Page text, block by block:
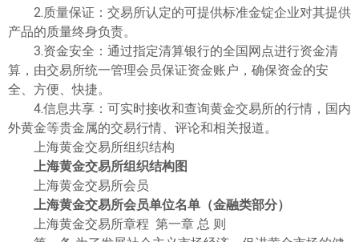
2.质量保证：交易所认定的可提供标准金锭企业对其提供
产品的质量终身负责。
3.资金安全：通过指定清算银行的全国网点进行资金清
算，由交易所统一管理会员保证资金账户，确保资金的安
全、方便、快捷。
4.信息共享：可实时接收和查询黄金交易所的行情，国内
外黄金等贵金属的交易行情、评论和相关报道。
上海黄金交易所组织结构
上海黄金交易所组织结构图
上海黄金交易所会员
上海黄金交易所会员单位名单（金融类部分）
上海黄金交易所章程 第一章 总 则